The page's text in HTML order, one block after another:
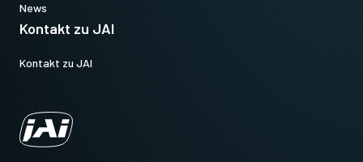
News
Kontakt zu JAI
Kontakt zu JAI